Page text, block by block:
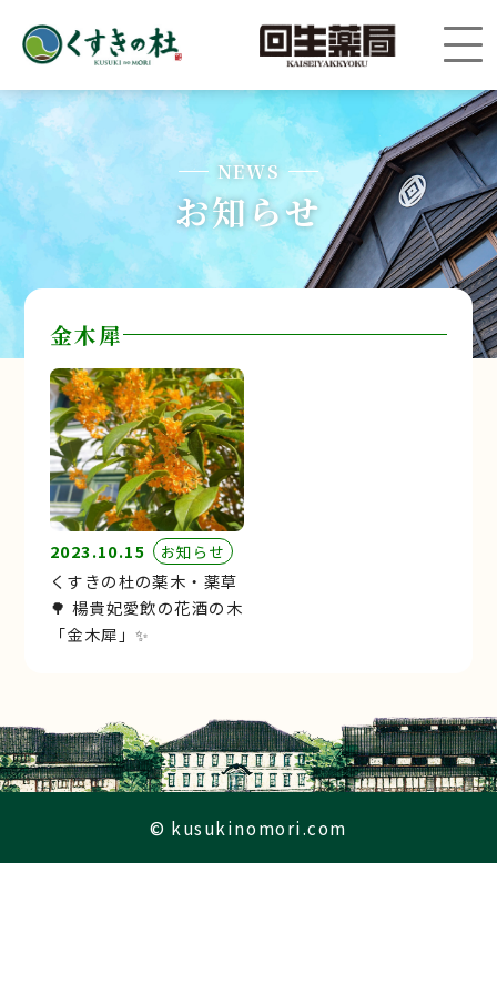
NEWS
お知らせ
金木犀
2023.10.15 お知らせ
くすきの杜の薬木・薬草
🌳 楊貴妃愛飲の花酒の木
「金木犀」✨
© kusukinomori.com